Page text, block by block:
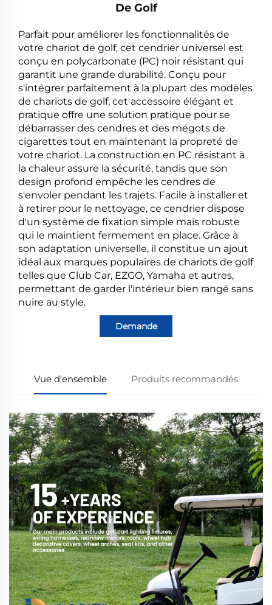
De Golf
Parfait pour améliorer les fonctionnalités de
votre chariot de golf, cet cendrier universel est
conçu en polycarbonate (PC) noir résistant qui
garantit une grande durabilité. Conçu pour
s'intégrer parfaitement à la plupart des modèles
de chariots de golf, cet accessoire élégant et
pratique offre une solution pratique pour se
débarrasser des cendres et des mégots de
cigarettes tout en maintenant la propreté de
votre chariot. La construction en PC résistant à
la chaleur assure la sécurité, tandis que son
design profond empêche les cendres de
s'envoler pendant les trajets. Facile à installer et
à retirer pour le nettoyage, ce cendrier dispose
d'un système de fixation simple mais robuste
qui le maintient fermement en place. Grâce à
son adaptation universelle, il constitue un ajout
idéal aux marques populaires de chariots de golf
telles que Club Car, EZGO, Yamaha et autres,
permettant de garder l'intérieur bien rangé sans
nuire au style.
Demande
Vue d'ensemble Produits recommandés